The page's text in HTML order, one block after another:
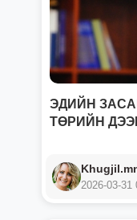
ЭДИЙН
ТӨРИЙН
2026-03-31